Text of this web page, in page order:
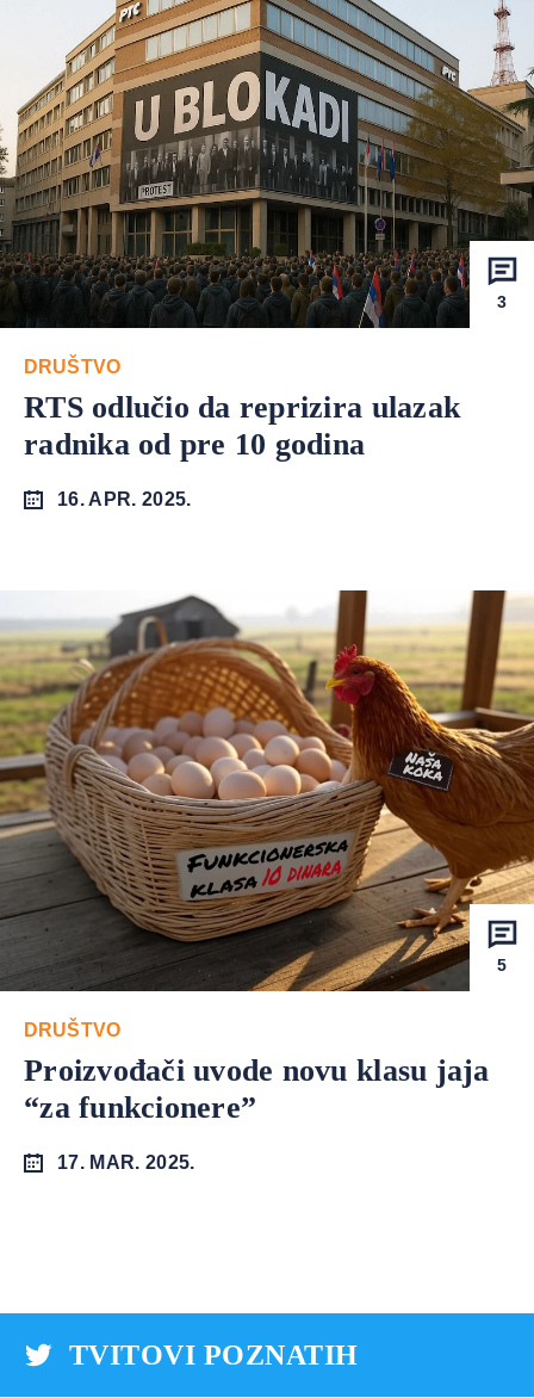
3
DRUŠTVO
RTS odlučio da reprizira ulazak
radnika od pre 10 godina
16. APR. 2025.
5
DRUŠTVO
Proizvođači uvode novu klasu jaja
“za funkcionere”
17. MAR. 2025.
TVITOVI POZNATIH